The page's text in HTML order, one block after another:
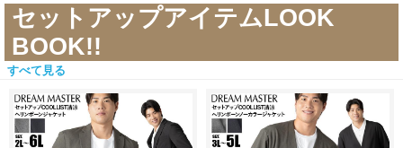
セットアップアイテムLOOK
BOOK!!
すべて見る